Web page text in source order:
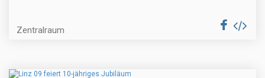
Zentralraum